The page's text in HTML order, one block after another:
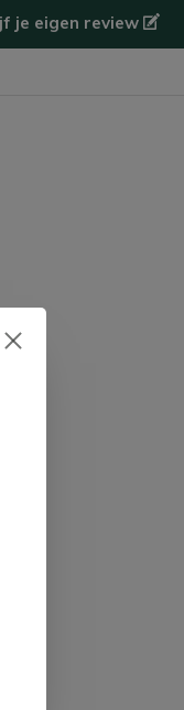
je eigen review